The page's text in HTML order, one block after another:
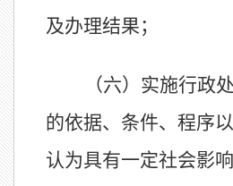
及办理结果；
（六）实施行政
的依据、条件、程序
认为具有一定社会影